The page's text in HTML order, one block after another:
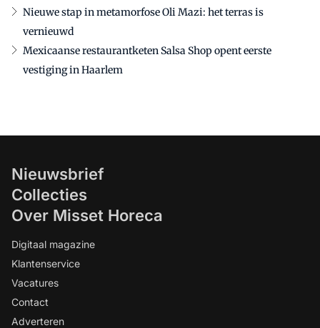
Nieuwe stap in metamorfose Oli Mazi: het terras is
vernieuwd
Mexicaanse restaurantketen Salsa Shop opent eerste
vestiging in Haarlem
Nieuwsbrief
Collecties
Over Misset Horeca
Digitaal magazine
Klantenservice
Vacatures
Contact
Adverteren